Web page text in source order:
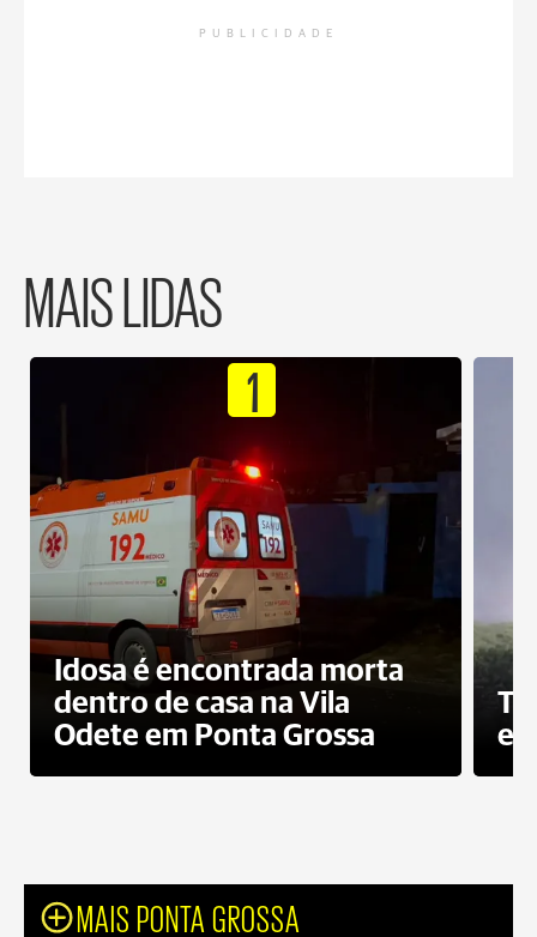
PUBLICIDADE
MAIS LIDAS
1
Idosa é encontrada morta
dentro de casa na Vila
Odete em Ponta Grossa
e
MAIS PONTA GROSSA